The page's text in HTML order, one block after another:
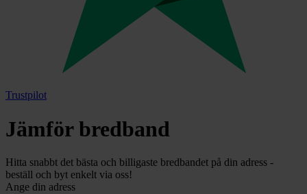
Trustpilot
Jämför bredband
Hitta snabbt det bästa och billigaste bredbandet på din adress -
beställ och byt enkelt via oss!
Ange din adress